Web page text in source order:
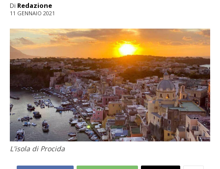
Di Redazione
11 GENNAIO 2021
L'isola di Procida